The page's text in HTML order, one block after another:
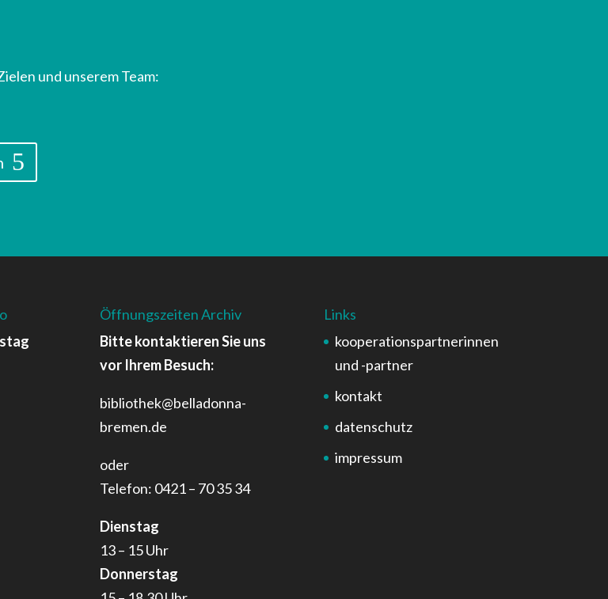
und unserem Team:
Öffnungszeiten Archiv
Bitte kontaktieren Sie uns
vor Ihrem Besuch:
bibliothek@belladonna-
bremen.de
oder
Telefon: 0421 – 70 35 34
Dienstag
13 – 15 Uhr
Donnerstag
Links
kooperationspartnerinnen
und -partner
kontakt
datenschutz
impressum